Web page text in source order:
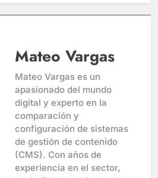
Mateo Vargas
Mateo Vargas es un
apasionado del mundo
digital y experto en la
comparación y
configuración de sistemas
de gestión de contenido
(CMS). Con años de
experiencia en el sector,